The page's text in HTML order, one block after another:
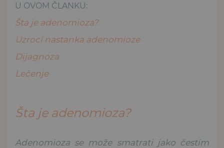
U OVOM ČLANKU:
Šta je adenomioza?
Uzroci nastanka adenomioze
Dijagnoza
Lečenje
Šta je adenomioza?
Adenomioza se može smatrati jako čestim